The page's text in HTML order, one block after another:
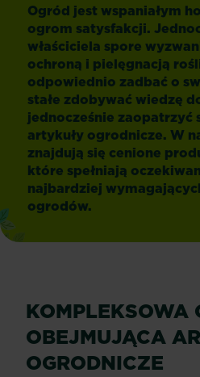
Ogród jest wspaniałym
ogrom satysfakcji.
właściciela spore
ochroną i pielęgnacją
odpowiednio zadbać o
stałe zdobywać wiedzę
jednocześnie zaopatrzyć
artykuły ogrodnicze. W
znajdują się cenione
które spełniają
najbardziej
ogrodów.
KOMPLEKSOWA
OBEJMUJĄCA
OGRODNICZE